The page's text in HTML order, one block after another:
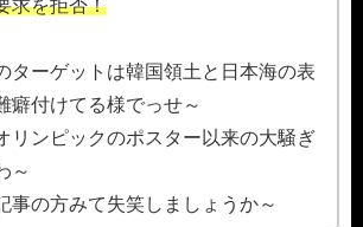
求を拒否！
ターゲットは韓国領土と日本海の表
癖付けてる様でっせ～
リンピックのポスター以来の大騒ぎ
～
事の方みて失笑しましょうか～